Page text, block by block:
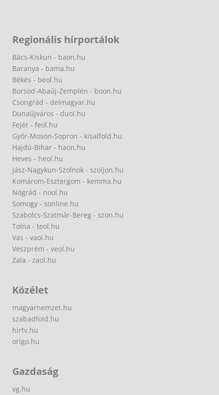
Regionális hírportálok
Bács-Kiskun - baon.hu
Baranya - bama.hu
Békés - beol.hu
Borsod-Abaúj-Zemplén - boon.hu
Csongrád - delmagyar.hu
Dunaújváros - duol.hu
Fejér - feol.hu
Győr-Moson-Sopron - kisalfold.hu
Hajdú-Bihar - haon.hu
Heves - heol.hu
Jász-Nagykun-Szolnok - szoljon.hu
Komárom-Esztergom - kemma.hu
Nógrád - nool.hu
Somogy - sonline.hu
Szabolcs-Szatmár-Bereg - szon.hu
Tolna - teol.hu
Vas - vaol.hu
Veszprém - veol.hu
Zala - zaol.hu
Közélet
magyarnemzet.hu
szabadfold.hu
hirtv.hu
origo.hu
Gazdaság
vg.hu